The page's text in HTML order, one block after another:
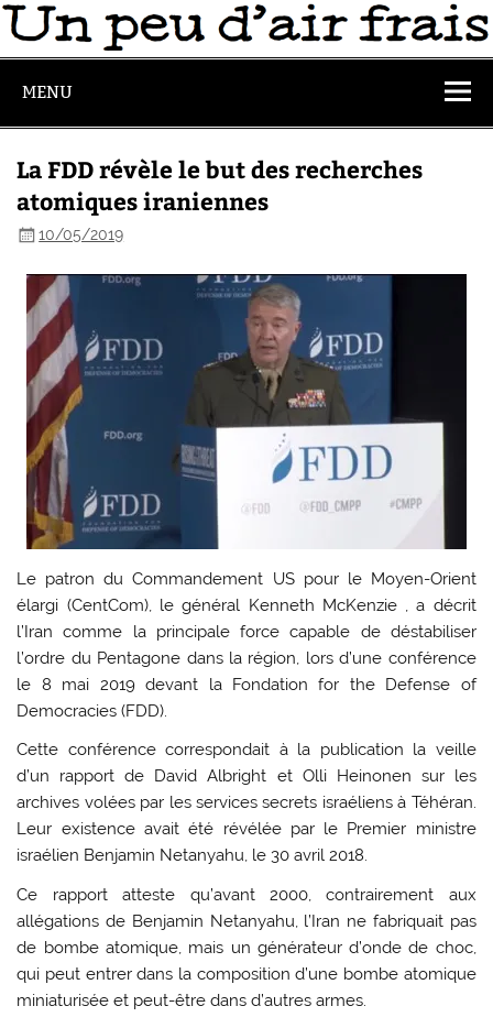
MENU
La FDD révèle le but des recherches
atomiques iraniennes
10/05/2019
Le patron du Commandement US pour le Moyen-Orient
élargi (CentCom), le général Kenneth McKenzie , a décrit
l’Iran comme la principale force capable de déstabiliser
l’ordre du Pentagone dans la région, lors d’une conférence
le 8 mai 2019 devant la Fondation for the Defense of
Democracies (FDD).
Cette conférence correspondait à la publication la veille
d’un rapport de David Albright et Olli Heinonen sur les
archives volées par les services secrets israéliens à Téhéran.
Leur existence avait été révélée par le Premier ministre
israélien Benjamin Netanyahu, le 30 avril 2018.
Ce rapport atteste qu’avant 2000, contrairement aux
allégations de Benjamin Netanyahu, l’Iran ne fabriquait pas
de bombe atomique, mais un générateur d’onde de choc,
qui peut entrer dans la composition d’une bombe atomique
miniaturisée et peut-être dans d’autres armes.